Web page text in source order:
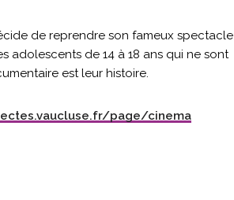
de reprendre son fameux spectacle
adolescents de 14 à 18 ans qui ne sont
est leur histoire.
page/cinema